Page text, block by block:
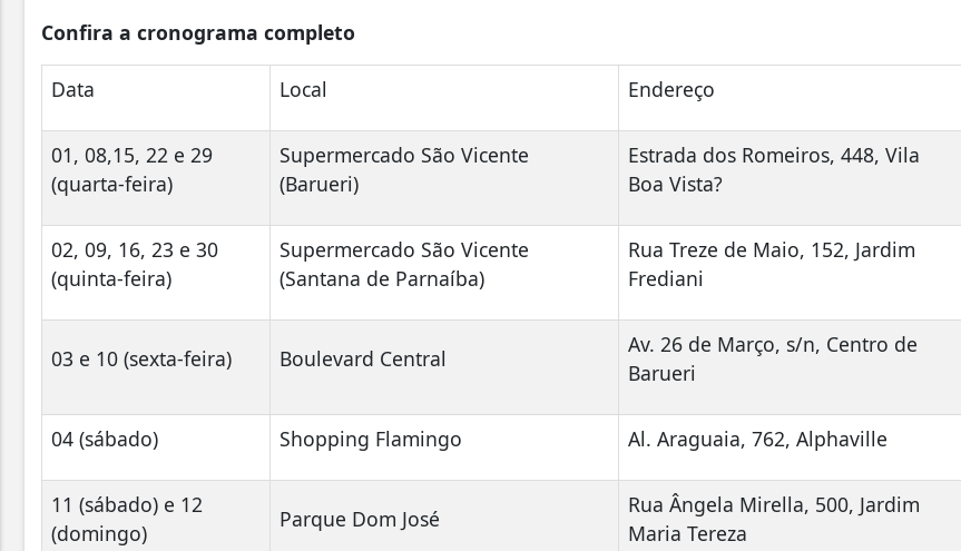
Confira a cronograma completo
Data Local Endereço
01, 08,15, 22 e 29
(quarta-feira)
Supermercado São Vicente
(Barueri)
Estrada dos Romeiros, 448, Vila
Boa Vista?
02, 09, 16, 23 e 30
(quinta-feira)
Supermercado São Vicente
(Santana de Parnaíba)
Rua Treze de Maio, 152, Jardim
Frediani
03 e 10 (sexta-feira) Boulevard Central
Av. 26 de Março, s/n, Centro de
Barueri
04 (sábado) Shopping Flamingo Al. Araguaia, 762, Alphaville
11 (sábado) e 12
(domingo)
Parque Dom José
Rua Ângela Mirella, 500, Jardim
Maria Tereza